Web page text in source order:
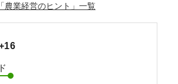
「農業経営のヒント」